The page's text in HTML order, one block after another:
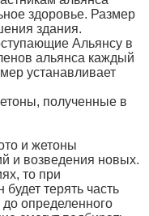
здоровье. Размер
здания.
Альянсу в
альянса каждый
устанавливает
полученные в
и жетоны
и возведения новых.
то при
терять часть
определенного